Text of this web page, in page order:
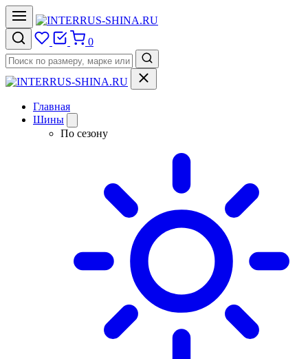
0
Главная
Шины
По сезону